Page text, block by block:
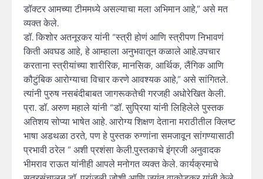
डॉक्टर आमच्या टीममध्ये असल्याचा मला अभिमान आहे,” असे मत
व्यक्त केले.
डॉ. किशोर अतनूरकर यांनी “स्त्री होणं आणि स्त्रीपण निभावणं
किती अवघड आहे, हे आम्हाला अनुभवातून कळाले आहे.उपचार
करताना स्त्रीयांच्या शारीरिक, मानसिक, आर्थिक, लैंगिक आणि
कौटुंबिक आरोग्याचा विचार करणे आवश्यक आहे,” असे सांगितले.
त्यांनी पुरुष नसबंदीबाबत जागरूकतेची गरजही अधोरेखित केली.
प्रा. डॉ. अरुण महाले यांनी “डॉ. सुप्रिया यांनी लिहिलेले पुस्तक
अतिशय सोप्या भाषेत आहे. आरोग्य शिक्षण देताना मराठीतील क्लिष्ट
भाषा अडथळा ठरते, पण हे पुस्तक रुग्णांना समजावून सांगण्यासाठी
प्रभावी ठरेल ” अशी प्रशंसा केली.पुस्तकाचे इंग्रजी अनुवादक
भीमराव राऊत यांनीही आपले मनोगत व्यक्त केले. कार्यक्रमाचे